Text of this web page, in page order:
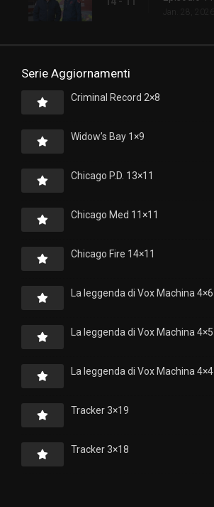
Jan. 28, 2026
Serie Aggiornamenti
Criminal Record 2×8
Widow’s Bay 1×9
Chicago P.D. 13×11
Chicago Med 11×11
Chicago Fire 14×11
La leggenda di Vox Machina 4×6
La leggenda di Vox Machina 4×5
La leggenda di Vox Machina 4×4
Tracker 3×19
Tracker 3×18